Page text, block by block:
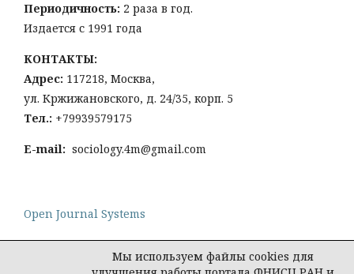
Периодичность: 2 раза в год.
Издается с 1991 года
КОНТАКТЫ:
Адрес: 117218, Москва,
ул. Кржижановского, д. 24/35, корп. 5
Тел.: +79939579175
E-mail: sociology.4m@gmail.com
Open Journal Systems
Мы используем файлы cookies для